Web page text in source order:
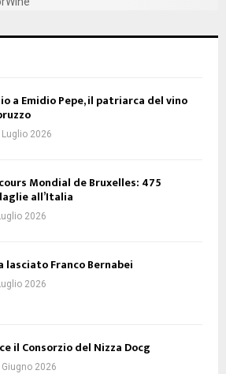
a Emidio Pepe, il patriarca del vino
Luglio 2026
Mondial de Bruxelles: 475
all’Italia
2026
lasciato Franco Bernabei
2026
il Consorzio del Nizza Docg
Giugno 2026